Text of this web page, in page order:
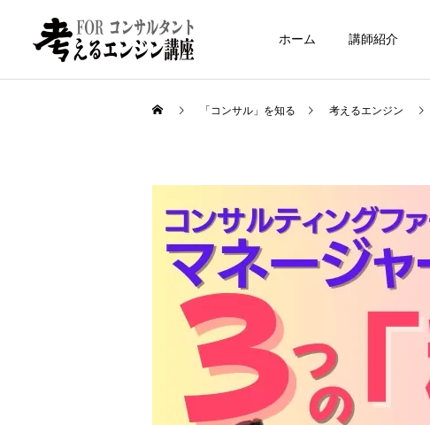
ホーム 講師紹介
「コンサル」を知る 考えるエンジン